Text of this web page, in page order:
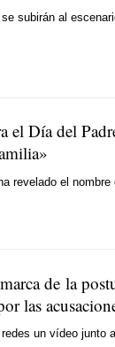
subirán al
el Día del
revelado el
de la
las
un vídeo junto